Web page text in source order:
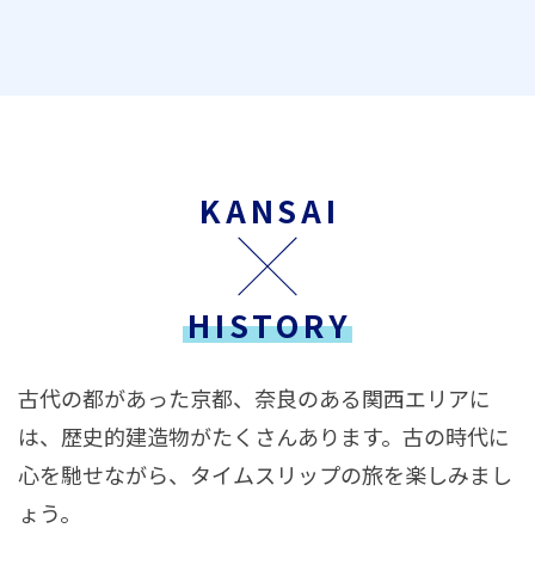
KANSAI
HISTORY
古代の都があった京都、奈良のある関西エリアに
は、歴史的建造物がたくさんあります。古の時代に
心を馳せながら、タイムスリップの旅を楽しみまし
ょう。